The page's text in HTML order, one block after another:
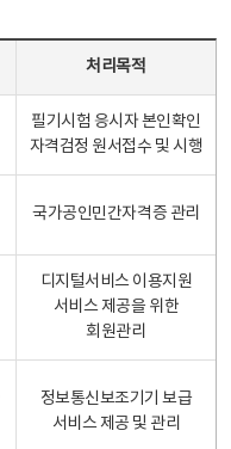
처리목적
필기시험 응시자 본인확인
자격검정 원서접수 및 시행
국가공인민간자격증 관리
디지털서비스 이용지원
서비스 제공을 위한
회원관리
정보통신보조기기 보급
서비스 제공 및 관리